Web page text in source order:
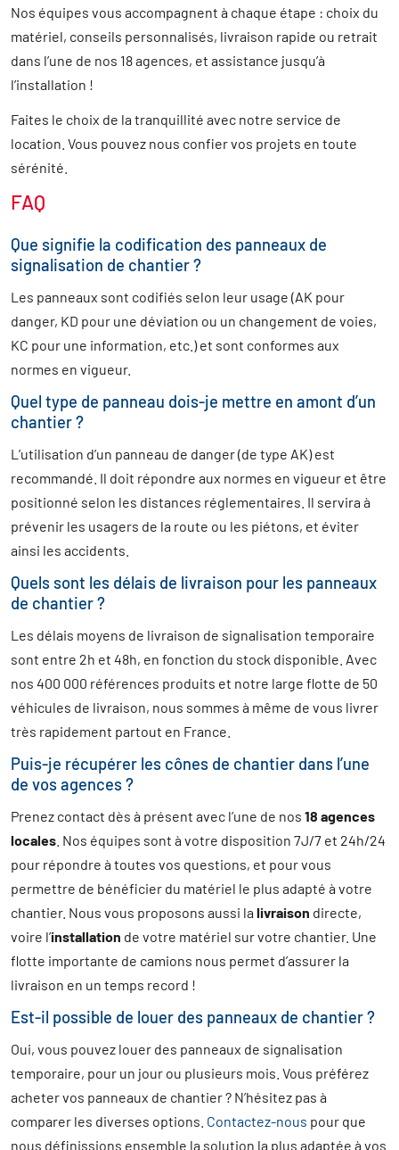
Nos équipes vous accompagnent à chaque étape : choix du
matériel, conseils personnalisés, livraison rapide ou retrait
dans l’une de nos 18 agences, et assistance jusqu’à
l’installation !
Faites le choix de la tranquillité avec notre service de
location. Vous pouvez nous confier vos projets en toute
sérénité.
FAQ
Que signifie la codification des panneaux de
signalisation de chantier ?
Les panneaux sont codifiés selon leur usage (AK pour
danger, KD pour une déviation ou un changement de voies,
KC pour une information, etc.) et sont conformes aux
normes en vigueur.
Quel type de panneau dois-je mettre en amont d’un
chantier ?
L’utilisation d’un panneau de danger (de type AK) est
recommandé. Il doit répondre aux normes en vigueur et être
positionné selon les distances réglementaires. Il servira à
prévenir les usagers de la route ou les piétons, et éviter
ainsi les accidents.
Quels sont les délais de livraison pour les panneaux
de chantier ?
Les délais moyens de livraison de signalisation temporaire
sont entre 2h et 48h, en fonction du stock disponible. Avec
nos 400 000 références produits et notre large flotte de 50
véhicules de livraison, nous sommes à même de vous livrer
très rapidement partout en France.
Puis-je récupérer les cônes de chantier dans l’une
de vos agences ?
Prenez contact dès à présent avec l’une de nos 18 agences
locales . Nos équipes sont à votre disposition 7J/7 et 24h/24
pour répondre à toutes vos questions, et pour vous
permettre de bénéficier du matériel le plus adapté à votre
chantier. Nous vous proposons aussi la livraison directe,
voire l’installation de votre matériel sur votre chantier. Une
flotte importante de camions nous permet d’assurer la
livraison en un temps record !
Est-il possible de louer des panneaux de chantier ?
Oui, vous pouvez louer des panneaux de signalisation
temporaire, pour un jour ou plusieurs mois. Vous préférez
acheter vos panneaux de chantier ? N’hésitez pas à
comparer les diverses options. Contactez-nous pour que
nous définissions ensemble la solution la plus adaptée à vos